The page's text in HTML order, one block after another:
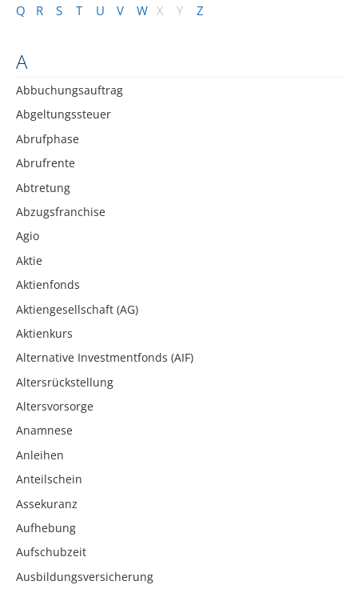
Q
R S T U V W X Y Z
A
Abbuchungsauftrag
Abgeltungssteuer
Abrufphase
Abrufrente
Abtretung
Abzugsfranchise
Agio
Aktie
Aktienfonds
Aktiengesellschaft (AG)
Aktienkurs
Alternative Investmentfonds (AIF)
Altersrückstellung
Altersvorsorge
Anamnese
Anleihen
Anteilschein
Assekuranz
Aufhebung
Aufschubzeit
Ausbildungsversicherung